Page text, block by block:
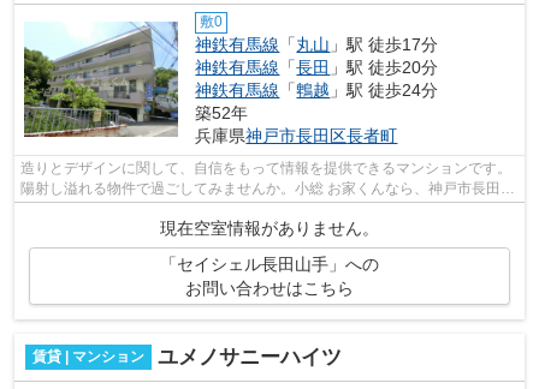
敷0
神鉄有馬線 「丸山 」駅 徒歩17分
神鉄有馬線 「長田 」駅 徒歩20分
神鉄有馬線 「鵯越 」駅 徒歩24分
築52年
兵庫県神戸市長田区長者町
造りとデザインに関して、自信をもって情報を提供できるマンションです。
陽射し溢れる物件で過ごしてみませんか。小総 お家くんなら、神戸市長田区
エリアの賃貸情報も満載。お問い合わ...
現在空室情報がありません。
「セイシェル長田山手」への
お問い合わせはこちら
賃貸 | マンション ユメノサニーハイツ